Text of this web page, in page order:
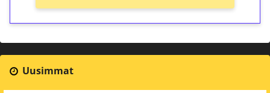
Uusimmat